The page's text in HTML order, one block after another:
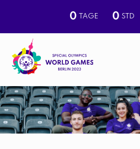
0 TAGE 0 STD
S
u